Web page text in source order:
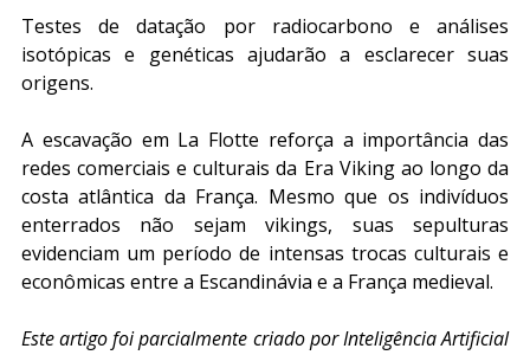
Testes de datação por radiocarbono e análises
isotópicas e genéticas ajudarão a esclarecer suas
origens.
A escavação em La Flotte reforça a importância das
redes comerciais e culturais da Era Viking ao longo da
costa atlântica da França. Mesmo que os indivíduos
enterrados não sejam vikings, suas sepulturas
evidenciam um período de intensas trocas culturais e
econômicas entre a Escandinávia e a França medieval.
Este artigo foi parcialmente criado por Inteligência Artificial